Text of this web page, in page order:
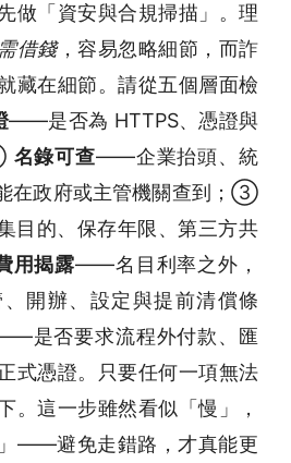
做「資安與合規掃描」。理
借錢，容易忽略細節，而詐
藏在細節。請從五個層面檢
——是否為 HTTPS、憑證與
名錄可查——企業抬頭、統
在政府或主管機關查到；③
的、保存年限、第三方共
用揭露——名目利率之外，
開辦、設定與提前清償條
是否要求流程外付款、匯
式憑證。只要任何一項無法
。這一步雖然看似「慢」，
——避免走錯路，才真能更